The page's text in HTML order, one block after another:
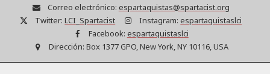
Correo electrónico: espartaquistas@spartacist.org
Twitter: LCI_Spartacist Instagram: espartaquistaslci
Facebook: espartaquistaslci
Dirección: Box 1377 GPO, New York, NY 10116, USA